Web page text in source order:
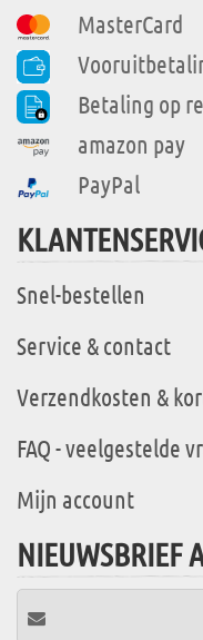
MasterCard
Betaling op
amazon pay
PayPal
Snel-bestellen
Service & contact
Verzendkosten &
FAQ - veelgestelde
Mijn account
NIEUWSBRIEF